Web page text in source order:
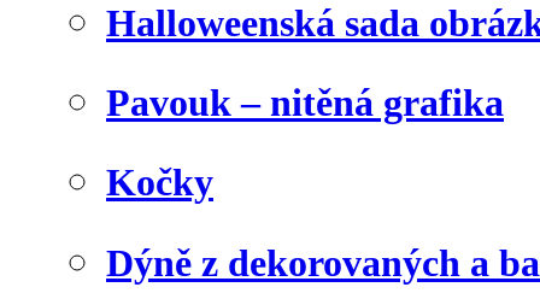
Halloweenská sada
Pavouk – nitěná grafika
Kočky
Dýně z dekorovaných a